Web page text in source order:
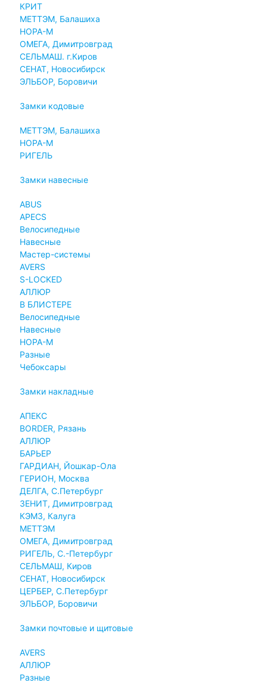
КРИТ
МЕТТЭМ, Балашиха
НОРА-М
ОМЕГА, Димитровград
СЕЛЬМАШ. г.Киров
СЕНАТ, Новосибирск
ЭЛЬБОР, Боровичи
Замки кодовые
МЕТТЭМ, Балашиха
НОРА-М
РИГЕЛЬ
Замки навесные
ABUS
APECS
Велосипедные
Навесные
Мастер-системы
AVERS
S-LOCKED
АЛЛЮР
В БЛИСТЕРЕ
Велосипедные
Навесные
НОРА-М
Разные
Чебоксары
Замки накладные
АПЕКС
BORDER, Рязань
АЛЛЮР
БАРЬЕР
ГАРДИАН, Йошкар-Ола
ГЕРИОН, Москва
ДЕЛГА, С.Петербург
ЗЕНИТ, Димитровград
КЭМЗ, Калуга
МЕТТЭМ
ОМЕГА, Димитровград
РИГЕЛЬ, С.-Петербург
СЕЛЬМАШ, Киров
СЕНАТ, Новосибирск
ЦЕРБЕР, С.Петербург
ЭЛЬБОР, Боровичи
Замки почтовые и щитовые
AVERS
АЛЛЮР
Разные